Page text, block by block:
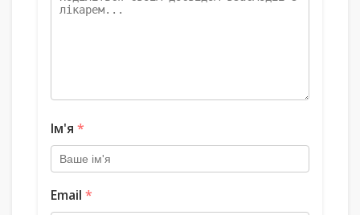
Ім'я *
Email *